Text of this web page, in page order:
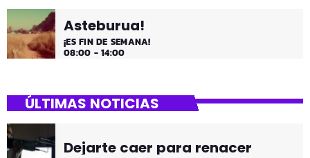
Asteburua!
¡ES FIN DE SEMANA!
08:00 - 14:00
ÚLTIMAS NOTICIAS
Dejarte caer para renacer